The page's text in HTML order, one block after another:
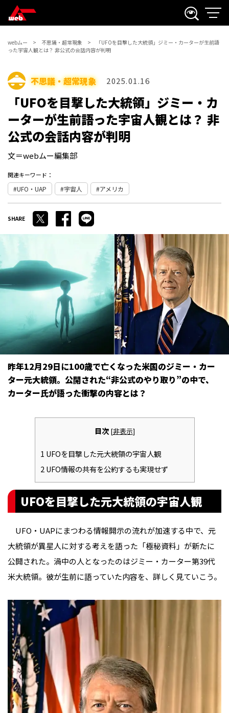
webムー 不思議・超常現象
「UFOを目撃した大統領」ジミー・カーターが生前語
った宇宙人観とは？ 非公式の会話内容が判明
不思議・超常現象 2025.01.16
「UFOを目撃した大統領」ジミー・カ
ーターが生前語った宇宙人観とは？ 非
公式の会話内容が判明
文＝webムー編集部
関連キーワード：
UFO・UAP 宇宙人 アメリカ
昨年12月29日に100歳で亡くなった米国のジミー・カー
ター元大統領。公開された“非公式のやり取り”の中で、
カーター氏が語った衝撃の内容とは？
目次 [非表示]
1 UFOを目撃した元大統領の宇宙人観
2UFO情報の共有を公約するも実現せず
UFOを目撃した元大統領の宇宙人観
UFO・UAPにまつわる情報開示の流れが加速する中で、元
大統領が異星人に対する考えを語った「極秘資料」が新たに
公開された。渦中の人となったのはジミー・カーター第39代
米大統領。彼が生前に語っていた内容を、詳しく見ていこう。